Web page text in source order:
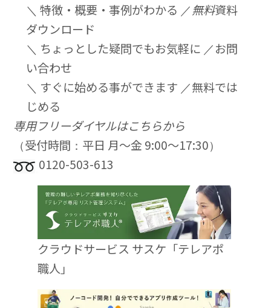
＼ 特徴・概要・事例がわかる ／無料資料
ダウンロード
＼ ちょっとした疑問でもお気軽に ／お問
い合わせ
＼ すぐに始める事ができます ／無料では
じめる
専用フリーダイヤルはこちらから
（受付時間：平日 月〜金 9:00〜17:30）
0120-503-613
クラウドサービス サスケ「テレアポ
職人」